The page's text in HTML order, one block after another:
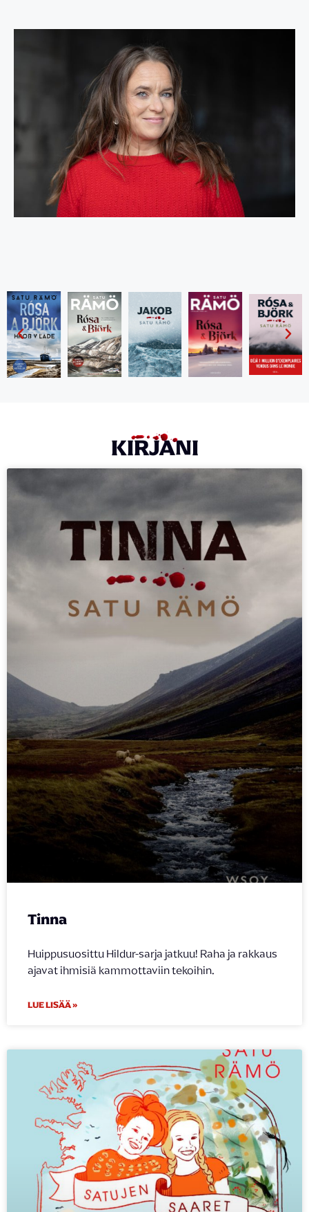
KIRJANI
Tinna
Huippusuosittu Hildur-sarja jatkuu! Raha ja rakkaus
ajavat ihmisiä kammottaviin tekoihin.
LUE LISÄÄ »